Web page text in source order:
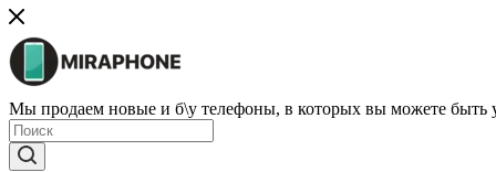
Мы продаем новые и б\у телефоны, в которых вы можете быть